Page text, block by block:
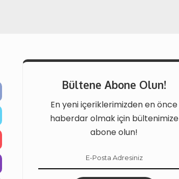
Bültene Abone Olun!
En yeni içeriklerimizden en önce
haberdar olmak için bültenimize
abone olun!